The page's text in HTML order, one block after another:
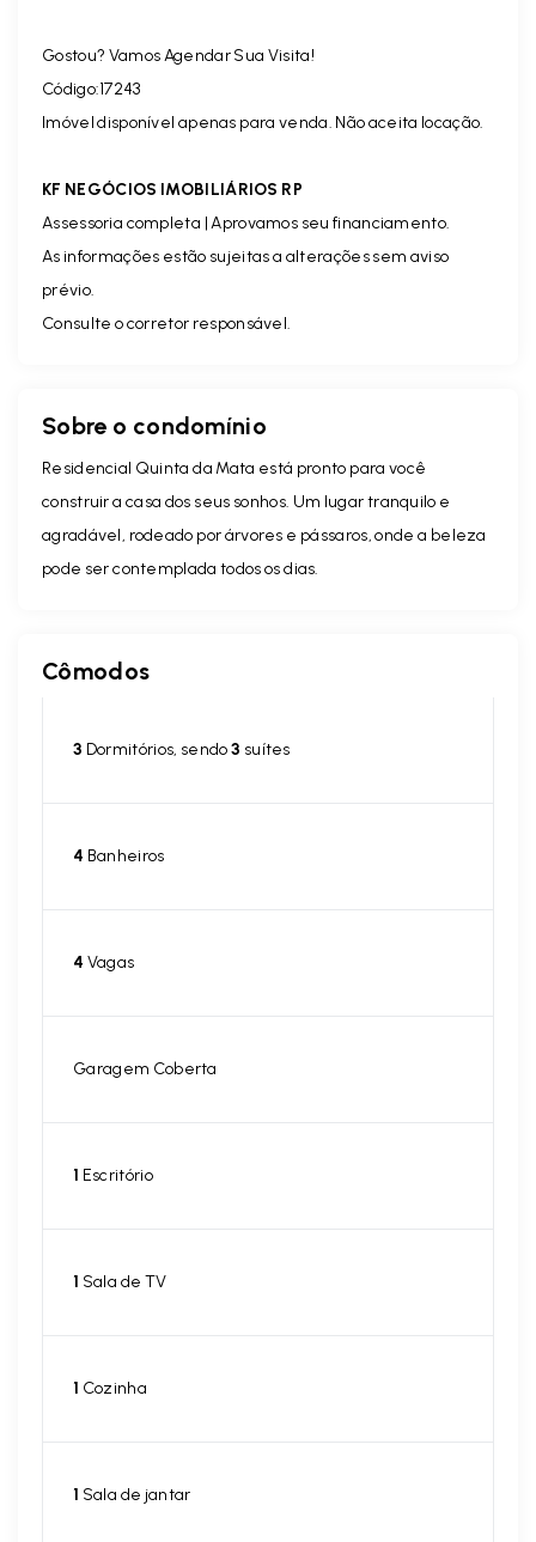
Gostou? Vamos Agendar Sua Visita!
Código:17243
Imóvel disponível apenas para venda. Não aceita locação.
KF NEGÓCIOS IMOBILIÁRIOS RP
Assessoria completa | Aprovamos seu financiamento.
As informações estão sujeitas a alterações sem aviso
prévio.
Consulte o corretor responsável.
Sobre o condomínio
Residencial Quinta da Mata está pronto para você
construir a casa dos seus sonhos. Um lugar tranquilo e
agradável, rodeado por árvores e pássaros, onde a beleza
pode ser contemplada todos os dias.
Cômodos
3 Dormitórios, sendo3 suítes
4 Banheiros
4 Vagas
Garagem Coberta
1 Escritório
1 Sala de TV
1 Cozinha
1 Sala de jantar